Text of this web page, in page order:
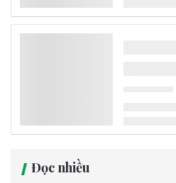
Đọc nhiều